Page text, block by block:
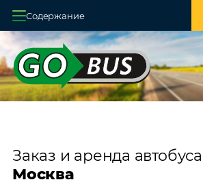
Содержание
Главная
О системе
Возврат билетов
Заказ и аренда
Москва